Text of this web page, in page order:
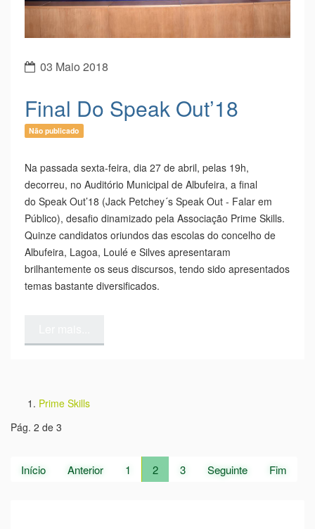
03 Maio 2018
Final Do Speak Out’18
Não publicado
Na passada sexta-feira, dia 27 de abril, pelas 19h,
decorreu, no Auditório Municipal de Albufeira, a final
do Speak Out’18 (Jack Petchey´s Speak Out - Falar em
Público), desafio dinamizado pela Associação Prime Skills.
brilhantemente os seus discursos, tendo sido apresentados
Ler mais...
Prime Skills